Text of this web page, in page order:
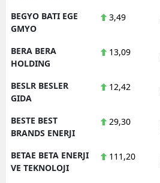
BEGYO BATI EGE
GMYO
3,49
BERA BERA
HOLDING
13,09
BESLR BESLER
GIDA
12,42
BESTE BEST
BRANDS ENERJI
29,30
BETAE BETA ENERJI
VE TEKNOLOJI
111,20